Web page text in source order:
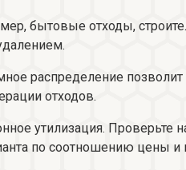
бытовые отходы,
распределение
отходов.
утилизация.
по соотношению цены и